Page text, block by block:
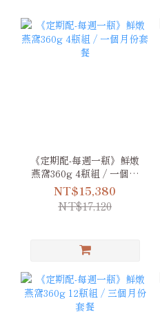
《定期配-每週一瓶》鮮燉
燕窩360g 4瓶組 / 一個月
份套餐
NT$15,380
NT$17,120